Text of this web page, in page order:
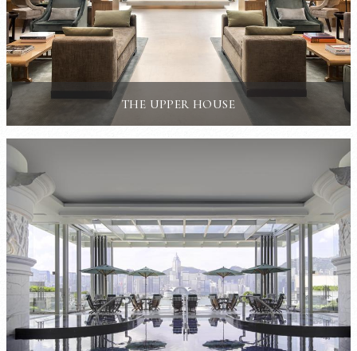
THE UPPER HOUSE